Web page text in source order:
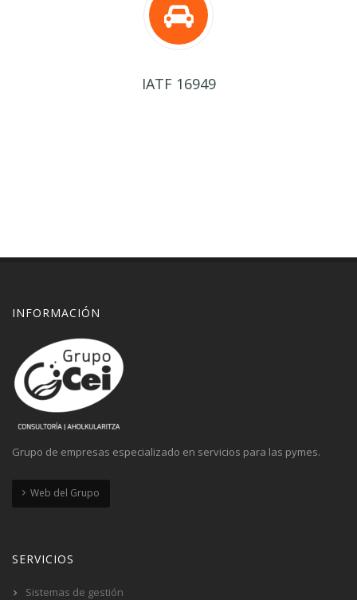
IATF 16949
INFORMACIÓN
Grupo de empresas especializado en servicios para las pymes.
Web del Grupo
SERVICIOS
Sistemas de gestión